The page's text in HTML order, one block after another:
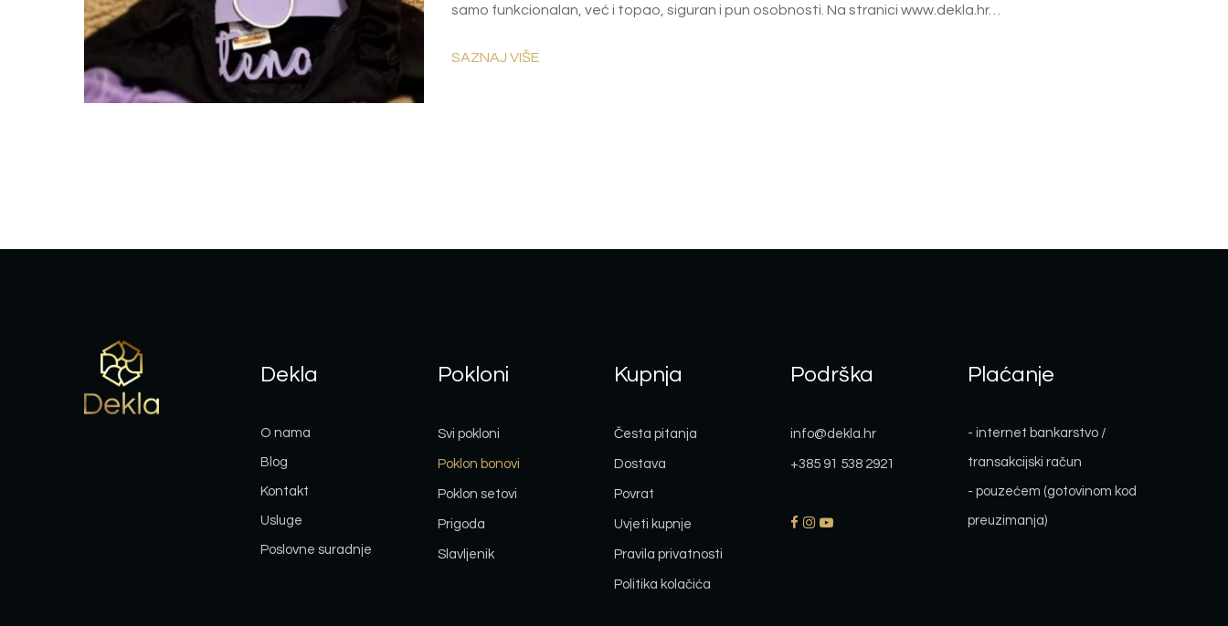
samo funkcionalan, već i topao, siguran i pun osobnosti. Na stranici www.dekla.hr…
SAZNAJ VIŠE
Dekla
O nama
Blog
Kontakt
Usluge
Poslovne suradnje
Pokloni
Svi pokloni
Poklon bonovi
Poklon setovi
Prigoda
Slavljenik
Kupnja
Česta pitanja
Dostava
Povrat
Uvjeti kupnje
Pravila privatnosti
Politika kolačića
Podrška
info@dekla.hr
+385 91 538 2921
Plaćanje
- internet bankarstvo /
transakcijski račun
- pouzećem (gotovinom kod
preuzimanja)